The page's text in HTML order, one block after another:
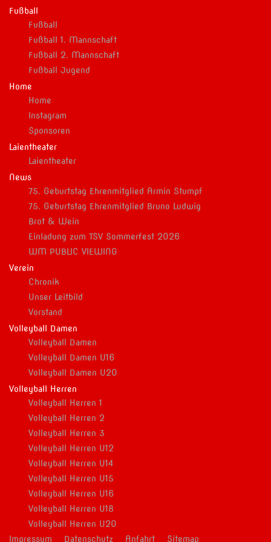
Fußball
Fußball
Fußball 1. Mannschaft
Fußball 2. Mannschaft
Fußball Jugend
Home
Home
Instagram
Sponsoren
Laientheater
Laientheater
News
75. Geburtstag Ehrenmitglied Armin Stumpf
75. Geburtstag Ehrenmitglied Bruno Ludwig
Brot & Wein
Einladung zum TSV Sommerfest 2026
WM PUBLIC VIEWING
Verein
Chronik
Unser Leitbild
Vorstand
Volleyball Damen
Volleyball Damen
Volleyball Damen U16
Volleyball Damen U20
Volleyball Herren
Volleyball Herren 1
Volleyball Herren 2
Volleyball Herren 3
Volleyball Herren U12
Volleyball Herren U14
Volleyball Herren U15
Volleyball Herren U16
Volleyball Herren U18
Volleyball Herren U20
Impressum
Datenschutz Anfahrt Sitemap